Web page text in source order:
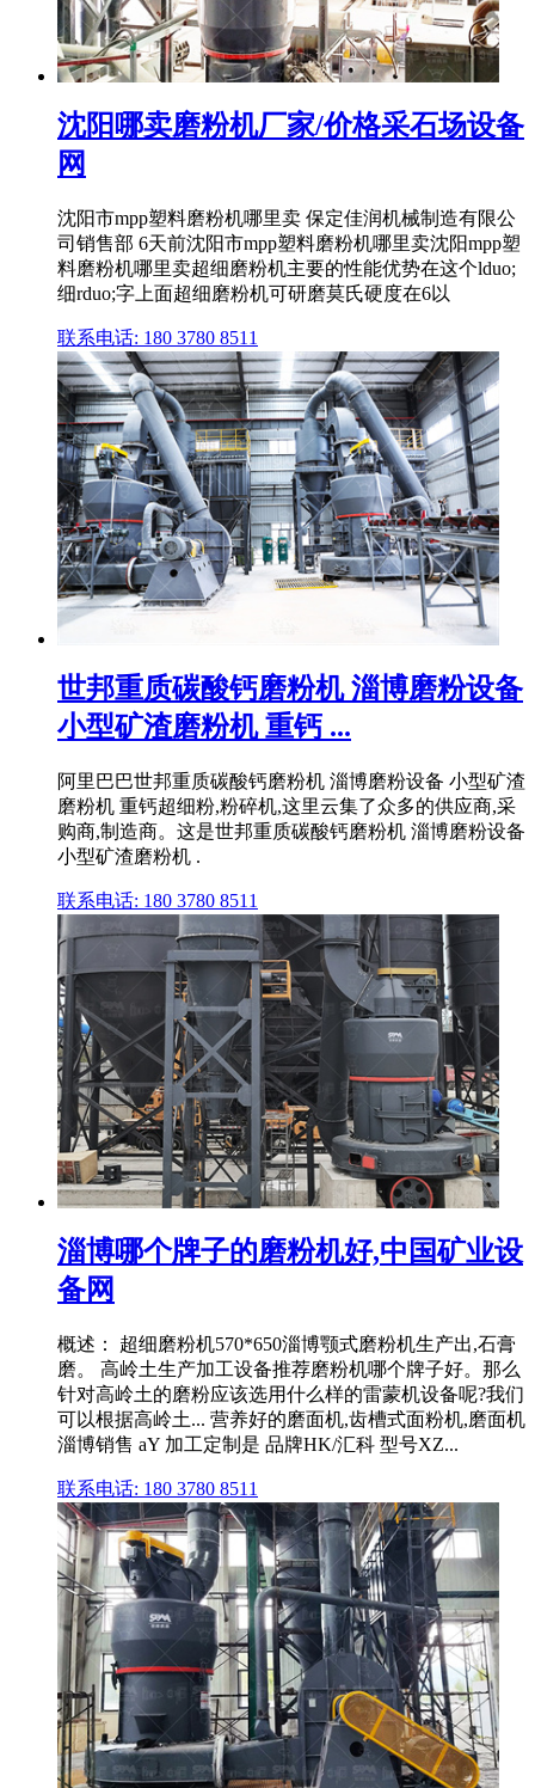
沈阳哪卖磨粉机厂家/价格采石场设备
网
沈阳市mpp塑料磨粉机哪里卖 保定佳润机械制造有限公
司销售部 6天前沈阳市mpp塑料磨粉机哪里卖沈阳mpp塑
料磨粉机哪里卖超细磨粉机主要的性能优势在这个lduo;
细rduo;字上面超细磨粉机可研磨莫氏硬度在6以
联系电话: 180 3780 8511
世邦重质碳酸钙磨粉机 淄博磨粉设备
小型矿渣磨粉机 重钙 ...
阿里巴巴世邦重质碳酸钙磨粉机 淄博磨粉设备 小型矿渣
磨粉机 重钙超细粉,粉碎机,这里云集了众多的供应商,采
购商,制造商。这是世邦重质碳酸钙磨粉机 淄博磨粉设备
小型矿渣磨粉机 .
联系电话: 180 3780 8511
淄博哪个牌子的磨粉机好,中国矿业设
备网
概述： 超细磨粉机570*650淄博颚式磨粉机生产出,石膏
磨。 高岭土生产加工设备推荐磨粉机哪个牌子好。那么
针对高岭土的磨粉应该选用什么样的雷蒙机设备呢?我们
可以根据高岭土... 营养好的磨面机,齿槽式面粉机,磨面机
淄博销售 aY 加工定制是 品牌HK/汇科 型号XZ...
联系电话: 180 3780 8511